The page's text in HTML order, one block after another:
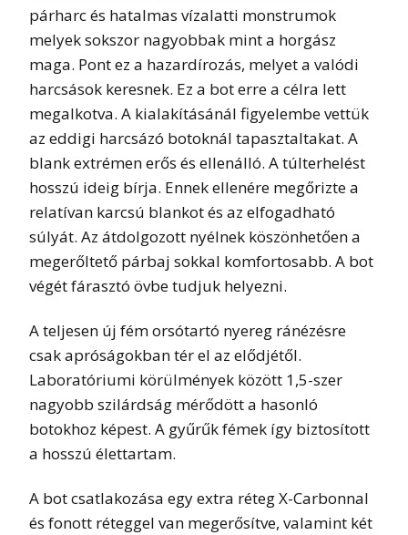
párharc és hatalmas vízalatti monstrumok
melyek sokszor nagyobbak mint a horgász
maga. Pont ez a hazardírozás, melyet a valódi
harcsások keresnek. Ez a bot erre a célra lett
megalkotva. A kialakításánál figyelembe vettük
az eddigi harcsázó botoknál tapasztaltakat. A
blank extrémen erős és ellenálló. A túlterhelést
hosszú ideig bírja. Ennek ellenére megőrizte a
relatívan karcsú blankot és az elfogadható
súlyát. Az átdolgozott nyélnek köszönhetően a
megerőltető párbaj sokkal komfortosabb. A bot
végét fárasztó övbe tudjuk helyezni.
A teljesen új fém orsótartó nyereg ránézésre
csak apróságokban tér el az elődjétől.
Laboratóriumi körülmények között 1,5-szer
nagyobb szilárdság mérődött a hasonló
botokhoz képest. A gyűrűk fémek így biztosított
a hosszú élettartam.
A bot csatlakozása egy extra réteg X-Carbonnal
és fonott réteggel van megerősítve, valamint két